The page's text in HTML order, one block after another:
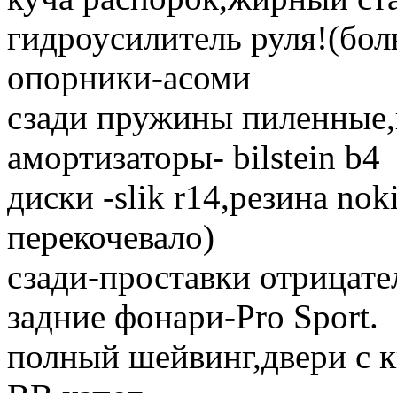
гидроусилитель
опорники-асоми
сзади пружины
амортизаторы- bilstein b4
диски -slik r14,резина
перекочевало)
сзади-проставки
задние фонари-Pro Sport.
полный шейвинг,двери с